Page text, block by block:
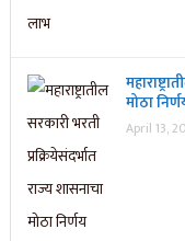
मोठा
April 13,